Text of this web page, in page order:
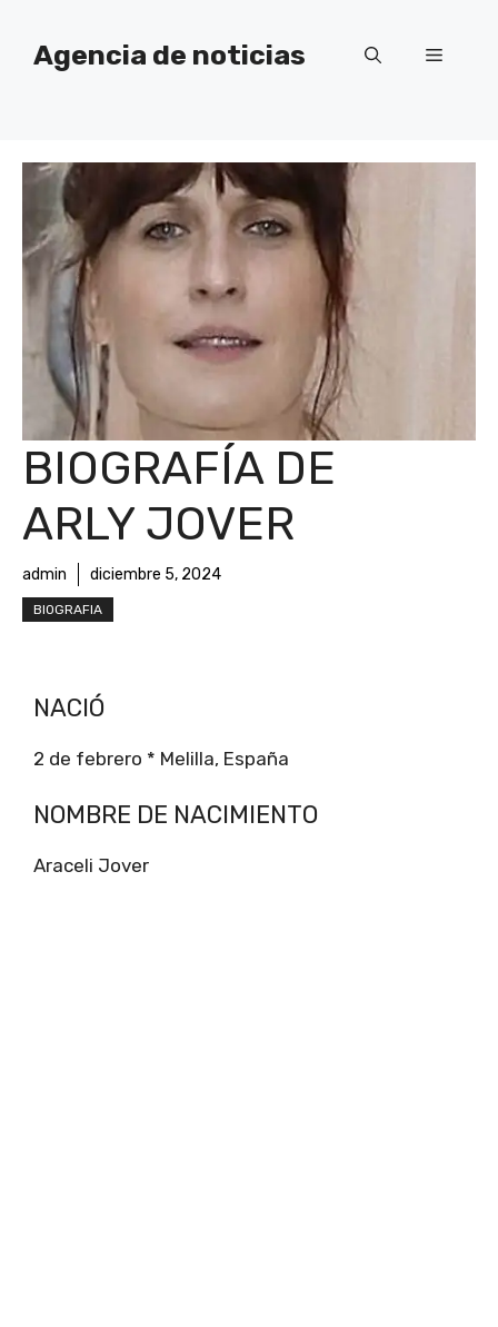
contenido
Agencia de noticias Menú
BIOGRAFÍA DE
ARLY JOVER
admin diciembre 5, 2024
BIOGRAFIA
NACIÓ
2 de febrero * Melilla, España
NOMBRE DE NACIMIENTO
Araceli Jover